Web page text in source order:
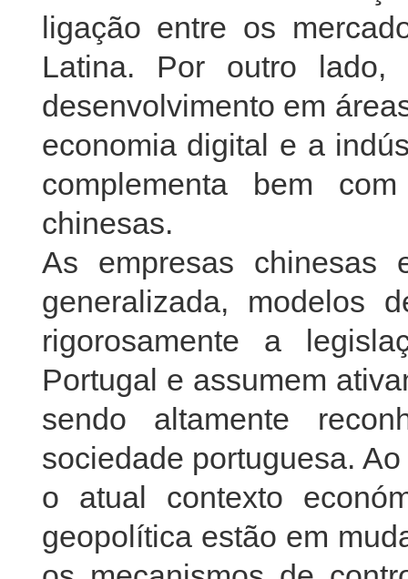
ligação entre os
Latina. Por outro lado,
desenvolvimento em
economia digital e a
complementa bem
chinesas.
As empresas chinesas
generalizada, modelos
rigorosamente a
Portugal e assumem
sendo altamente
sociedade portuguesa.
o atual contexto
geopolítica estão em